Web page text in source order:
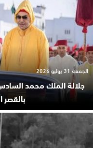
جلالة الملك محمد
الجمعة 31 يوليو 2026